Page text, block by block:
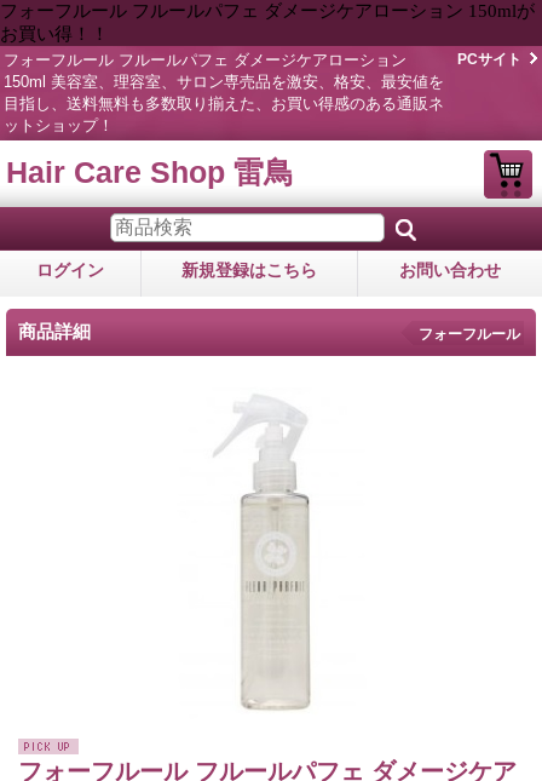
フォーフルール フルールパフェ ダメージケアローション 150mlが
お買い得！！
フォーフルール フルールパフェ ダメージケアローション
150ml 美容室、理容室、サロン専売品を激安、格安、最安値を
目指し、送料無料も多数取り揃えた、お買い得感のある通販ネ
ットショップ！
PCサイト
Hair Care Shop 雷鳥
ログイン 新規登録はこちら お問い合わせ
商品詳細 フォーフルール
フォーフルール フルールパフェ ダメージケア